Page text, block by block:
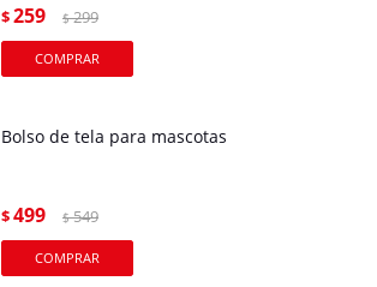
$259 $ 299
Bolso de tela para mascotas
$499 $ 549